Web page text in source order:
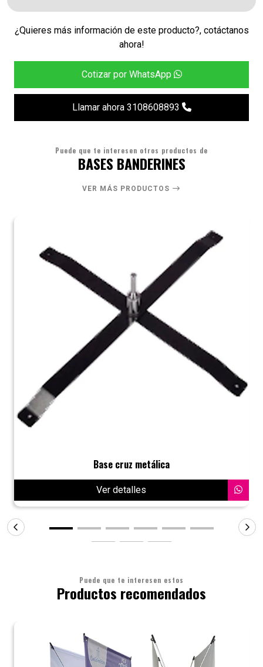
¿Quieres más información de este producto?, cotáctanos
ahora!
Cotizar por WhatsApp
Llamar ahora 3108608893
Puede que te interesen otros productos de
BASES BANDERINES
VER MÁS PRODUCTOS
Base cruz metálica
Ver detalles
Puede que te interesen estos
Productos recomendados